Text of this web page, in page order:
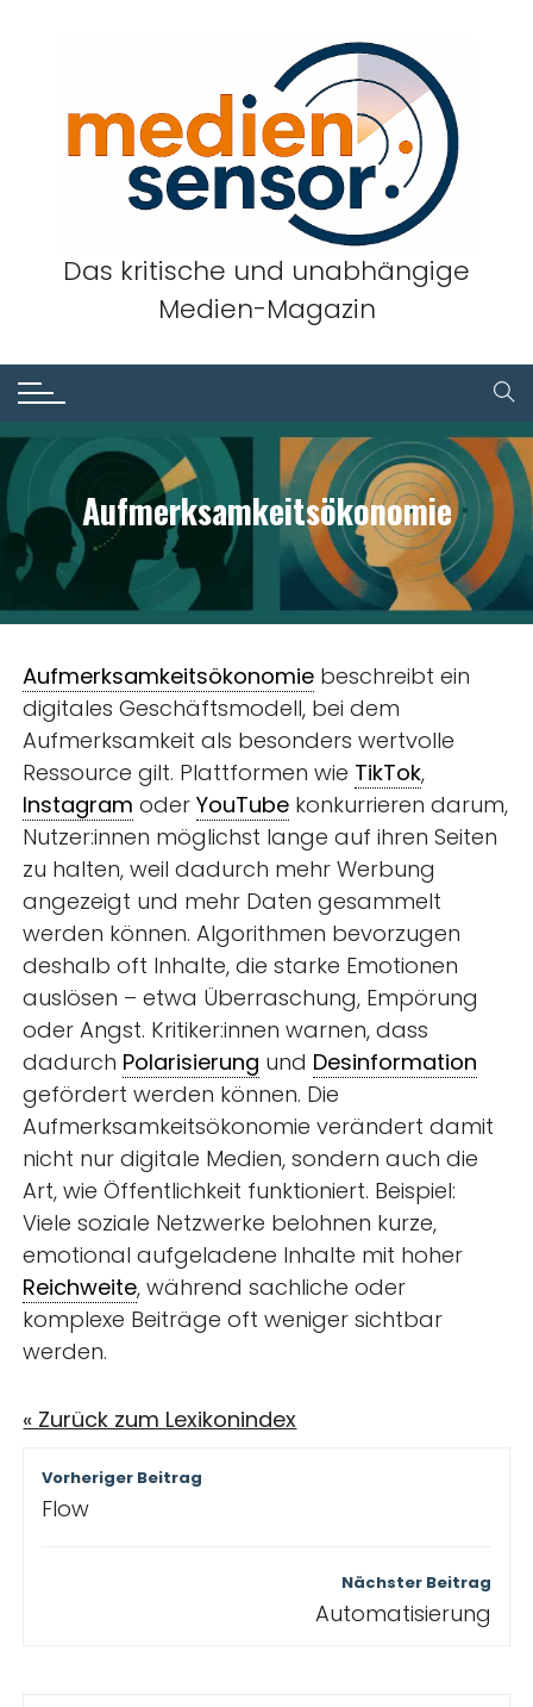
Das kritische und unabhängige
Medien-Magazin
Aufmerksamkeitsökonomie
Aufmerksamkeitsökonomie beschreibt ein
digitales Geschäftsmodell, bei dem
Aufmerksamkeit als besonders wertvolle
Ressource gilt. Plattformen wie TikTok,
Instagram oderYouTube konkurrieren darum,
Nutzer:innen möglichst lange auf ihren Seiten
zu halten, weil dadurch mehr Werbung
angezeigt und mehr Daten gesammelt
werden können. Algorithmen bevorzugen
deshalb oft Inhalte, die starke Emotionen
auslösen – etwa Überraschung, Empörung
oder Angst. Kritiker:innen warnen, dass
dadurch Polarisierung und Desinformation
gefördert werden können. Die
Aufmerksamkeitsökonomie verändert damit
nicht nur digitale Medien, sondern auch die
Art, wie Öffentlichkeit funktioniert. Beispiel:
Viele soziale Netzwerke belohnen kurze,
emotional aufgeladene Inhalte mit hoher
Reichweite, während sachliche oder
komplexe Beiträge oft weniger sichtbar
werden.
« Zurück zum Lexikonindex
Beitragsnavigation
Vorheriger Beitrag
Flow
Nächster Beitrag
Automatisierung